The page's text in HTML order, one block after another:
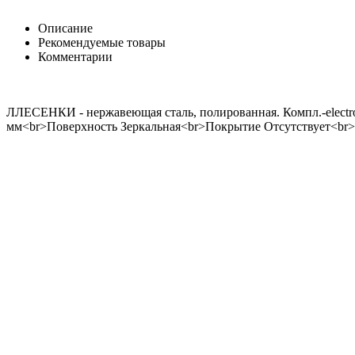
Описание
Рекомендуемые товары
Комментарии
ЛЛЕСЕНКИ - нержавеющая сталь, полированная. Компл.-
мм<br>Поверхность Зеркальная<br>Покрытие